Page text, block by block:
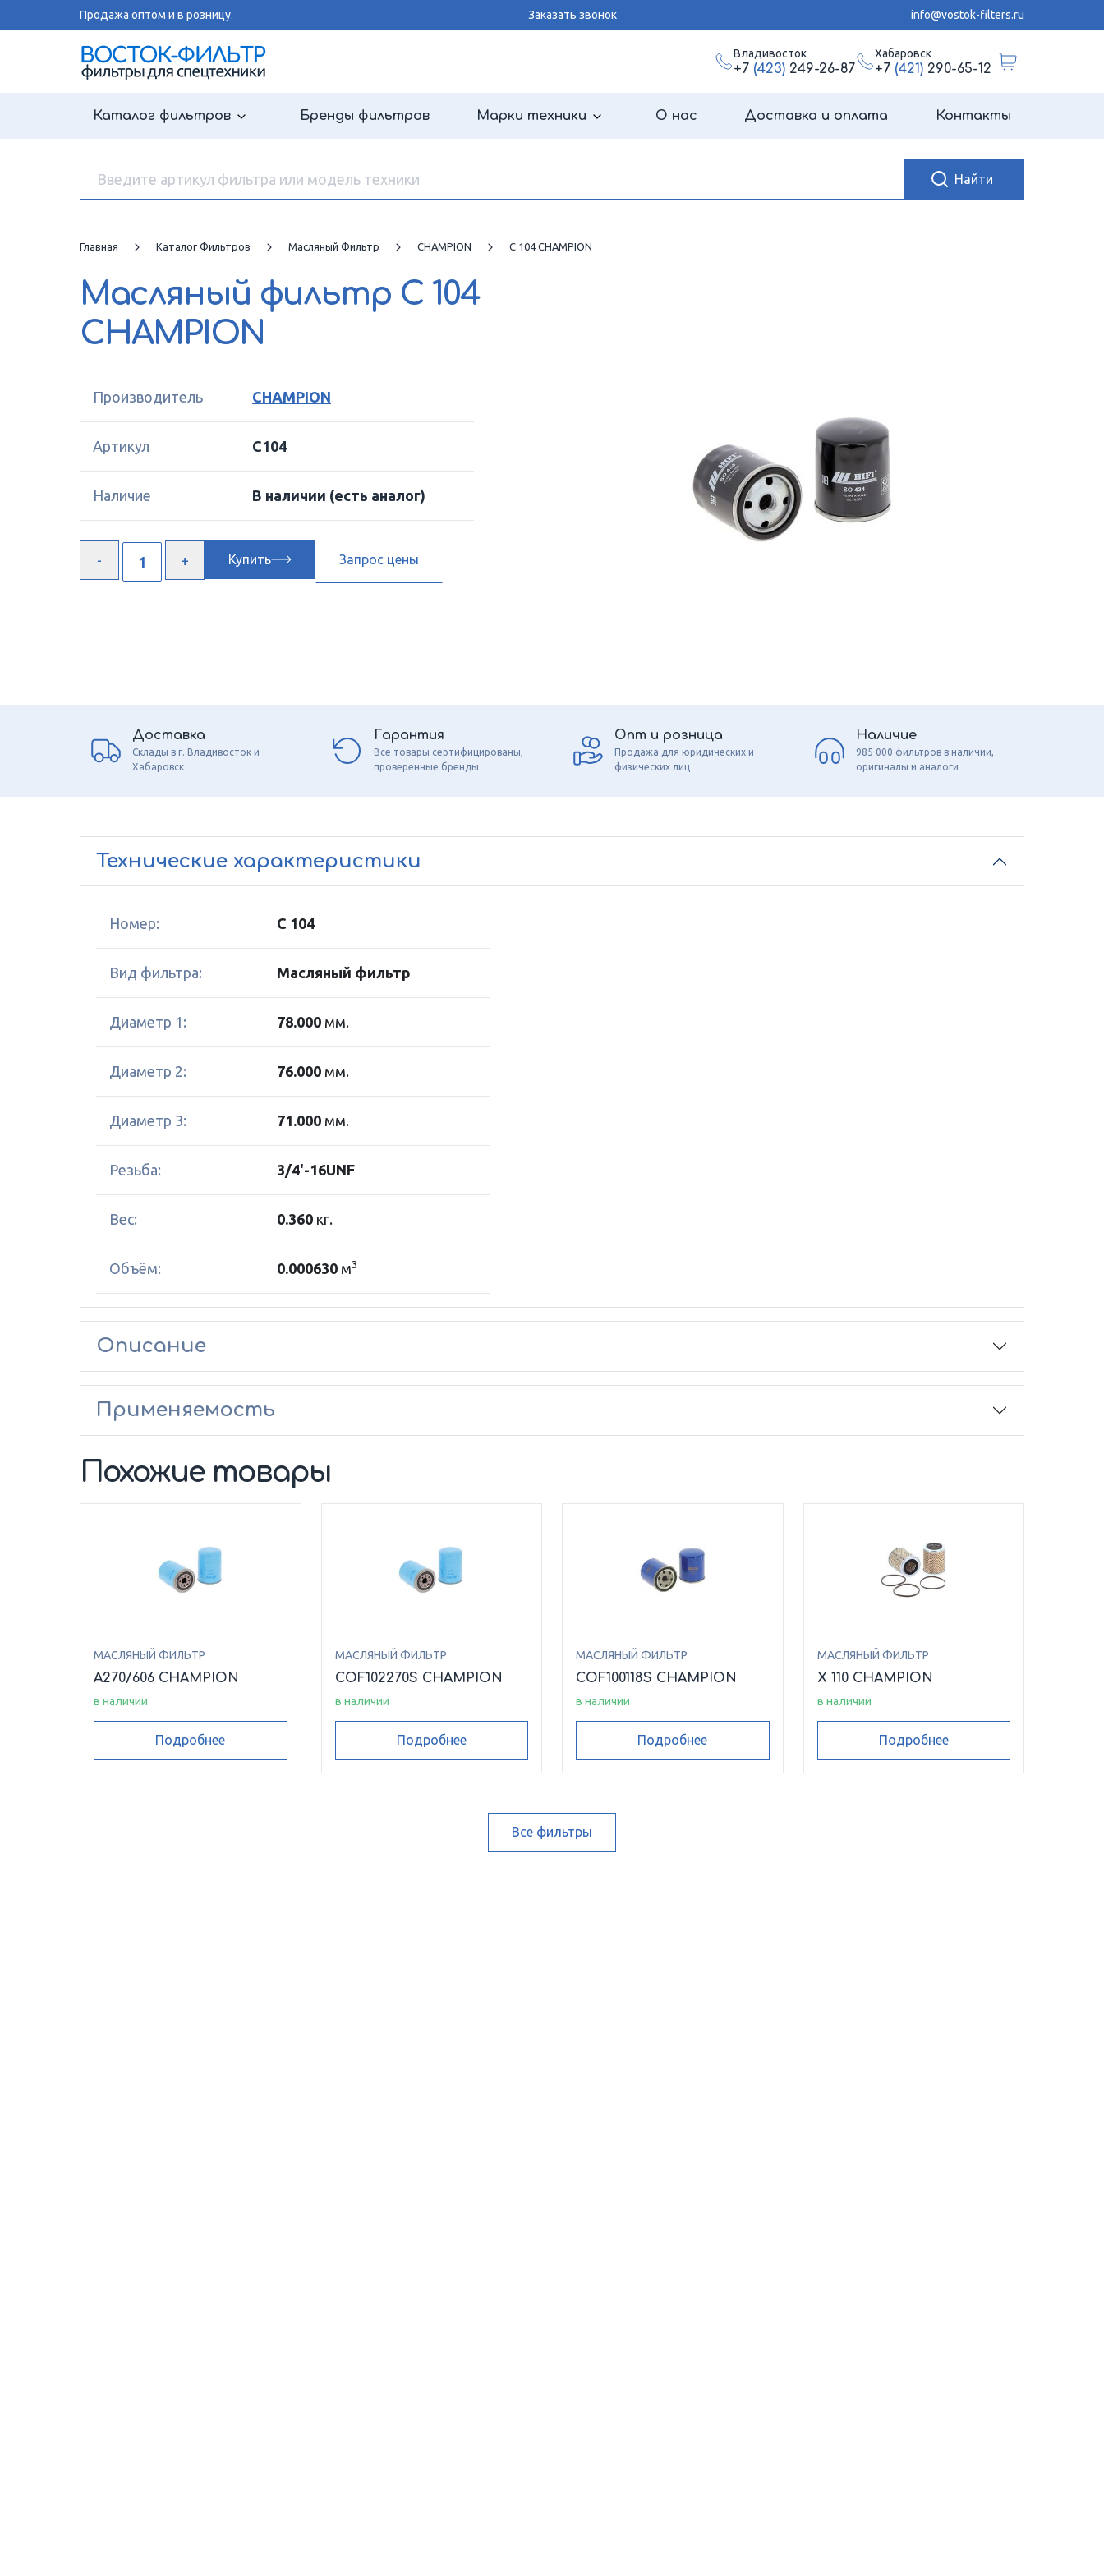
Продажа оптом и в розницу. Заказать звонок info@vostok-filters.ru
Владивосток
+7 (423)249-26-87
Хабаровск
+7 (421)290-65-12
Каталог фильтров Бренды фильтров Марки техники О нас Доставка и оплата Контакты
Главная Каталог Фильтров Масляный Фильтр CHAMPION C 104 CHAMPION
Масляный фильтр C 104
CHAMPION
Производитель CHAMPION
Артикул C104
Наличие В наличии (есть аналог)
Купить Запрос цены
Доставка
Склады в г. Владивосток и
Хабаровск
Гарантия
Все товары сертифицированы,
проверенные бренды
Опт и розница
Продажа для юридических и
физических лиц
Наличие
985 000 фильтров в наличии,
оригиналы и аналоги
Технические характеристики
Номер: C 104
Вид фильтра: Масляный фильтр
Диаметр 1: 78.000 мм.
Диаметр 2: 76.000 мм.
Диаметр 3: 71.000 мм.
Резьба: 3/4'-16UNF
Вес: 0.360 кг.
Объём: 0.000630 м3
Описание
Применяемость
Похожие товары
МАСЛЯНЫЙ ФИЛЬТР
A270/606 CHAMPION
в наличии
Подробнее
МАСЛЯНЫЙ ФИЛЬТР
COF102270S CHAMPION
в наличии
Подробнее
МАСЛЯНЫЙ ФИЛЬТР
COF100118S CHAMPION
в наличии
Подробнее
МАСЛЯНЫЙ ФИЛЬТР
X 110 CHAMPION
в наличии
Подробнее
Все фильтры